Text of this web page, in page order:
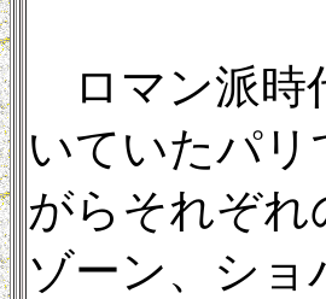
ロマン派時
いていたパリ
がらそれぞ
ゾーン、シ